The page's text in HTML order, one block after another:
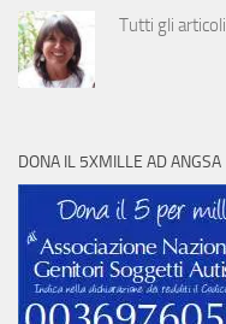
Tutti gli articoli
DONA IL 5XMILLE AD ANGSA